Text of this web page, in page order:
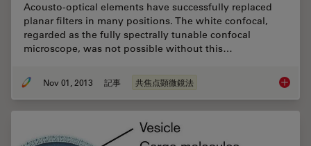
Acousto-optical elements have successfully replaced
planar filters in many positions. The white confocal,
regarded as the fully spectrally tunable confocal
microscope, was not possible without this…
Nov 01, 2013 記事 共焦点顕微鏡法